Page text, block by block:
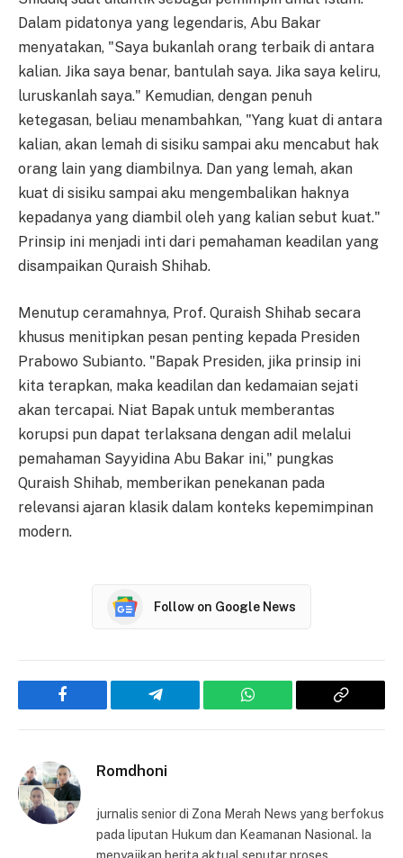
Dalam pidatonya yang legendaris, Abu Bakar
menyatakan, "Saya bukanlah orang terbaik di antara
kalian. Jika saya benar, bantulah saya. Jika saya keliru,
luruskanlah saya." Kemudian, dengan penuh
ketegasan, beliau menambahkan, "Yang kuat di antara
kalian, akan lemah di sisiku sampai aku mencabut hak
orang lain yang diambilnya. Dan yang lemah, akan
kuat di sisiku sampai aku mengembalikan haknya
kepadanya yang diambil oleh yang kalian sebut kuat."
Prinsip ini menjadi inti dari pemahaman keadilan yang
disampaikan Quraish Shihab.
Menutup ceramahnya, Prof. Quraish Shihab secara
khusus menitipkan pesan penting kepada Presiden
Prabowo Subianto. "Bapak Presiden, jika prinsip ini
kita terapkan, maka keadilan dan kedamaian sejati
akan tercapai. Niat Bapak untuk memberantas
korupsi pun dapat terlaksana dengan adil melalui
pemahaman Sayyidina Abu Bakar ini," pungkas
Quraish Shihab, memberikan penekanan pada
relevansi ajaran klasik dalam konteks kepemimpinan
modern.
Follow on Google News
Facebook Telegram WhatsApp
Copy
Romdhoni
jurnalis senior di Zona Merah News yang berfokus
pada liputan Hukum dan Keamanan Nasional. Ia